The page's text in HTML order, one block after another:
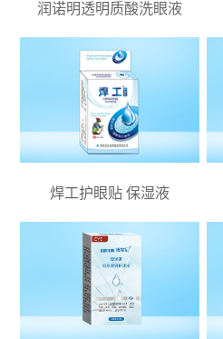
润诺明透明质酸洗眼液
焊工护眼贴 保湿液